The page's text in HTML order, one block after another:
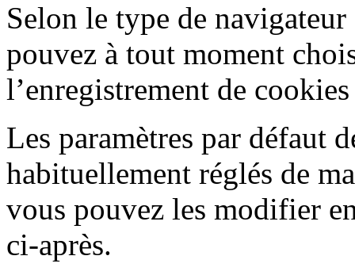
Selon le type de
pouvez à tout moment
l’enregistrement de
Les paramètres par défaut
habituellement réglés de
vous pouvez les modifier
ci-après.